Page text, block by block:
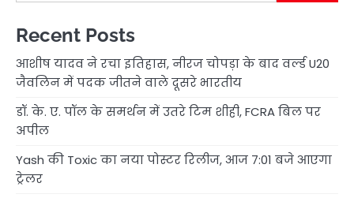
Recent Posts
आशीष यादव ने रचा इतिहास, नीरज चोपड़ा के बाद वर्ल्ड U20
जैवलिन में पदक जीतने वाले दूसरे भारतीय
डॉ. के. ए. पॉल के समर्थन में उतरे टिम शीही, FCRA बिल पर
अपील
Yash की Toxic का नया पोस्टर रिलीज, आज 7:01 बजे आएगा
ट्रेलर